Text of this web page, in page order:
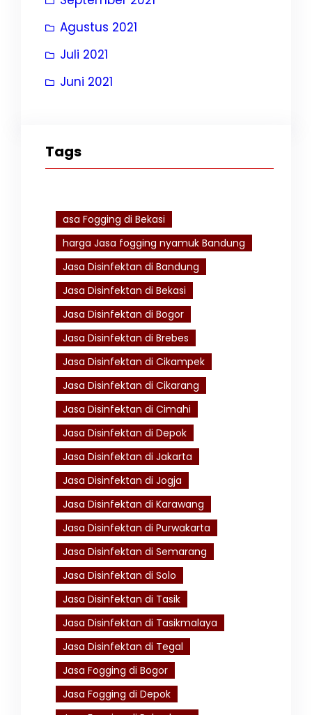
Agustus 2021
Juli 2021
Juni 2021
Tags
asa Fogging di Bekasi
harga Jasa fogging nyamuk Bandung
Jasa Disinfektan di Bandung
Jasa Disinfektan di Bekasi
Jasa Disinfektan di Bogor
Jasa Disinfektan di Brebes
Jasa Disinfektan di Cikampek
Jasa Disinfektan di Cikarang
Jasa Disinfektan di Cimahi
Jasa Disinfektan di Depok
Jasa Disinfektan di Jakarta
Jasa Disinfektan di Jogja
Jasa Disinfektan di Karawang
Jasa Disinfektan di Purwakarta
Jasa Disinfektan di Semarang
Jasa Disinfektan di Solo
Jasa Disinfektan di Tasik
Jasa Disinfektan di Tasikmalaya
Jasa Disinfektan di Tegal
Jasa Fogging di Bogor
Jasa Fogging di Depok